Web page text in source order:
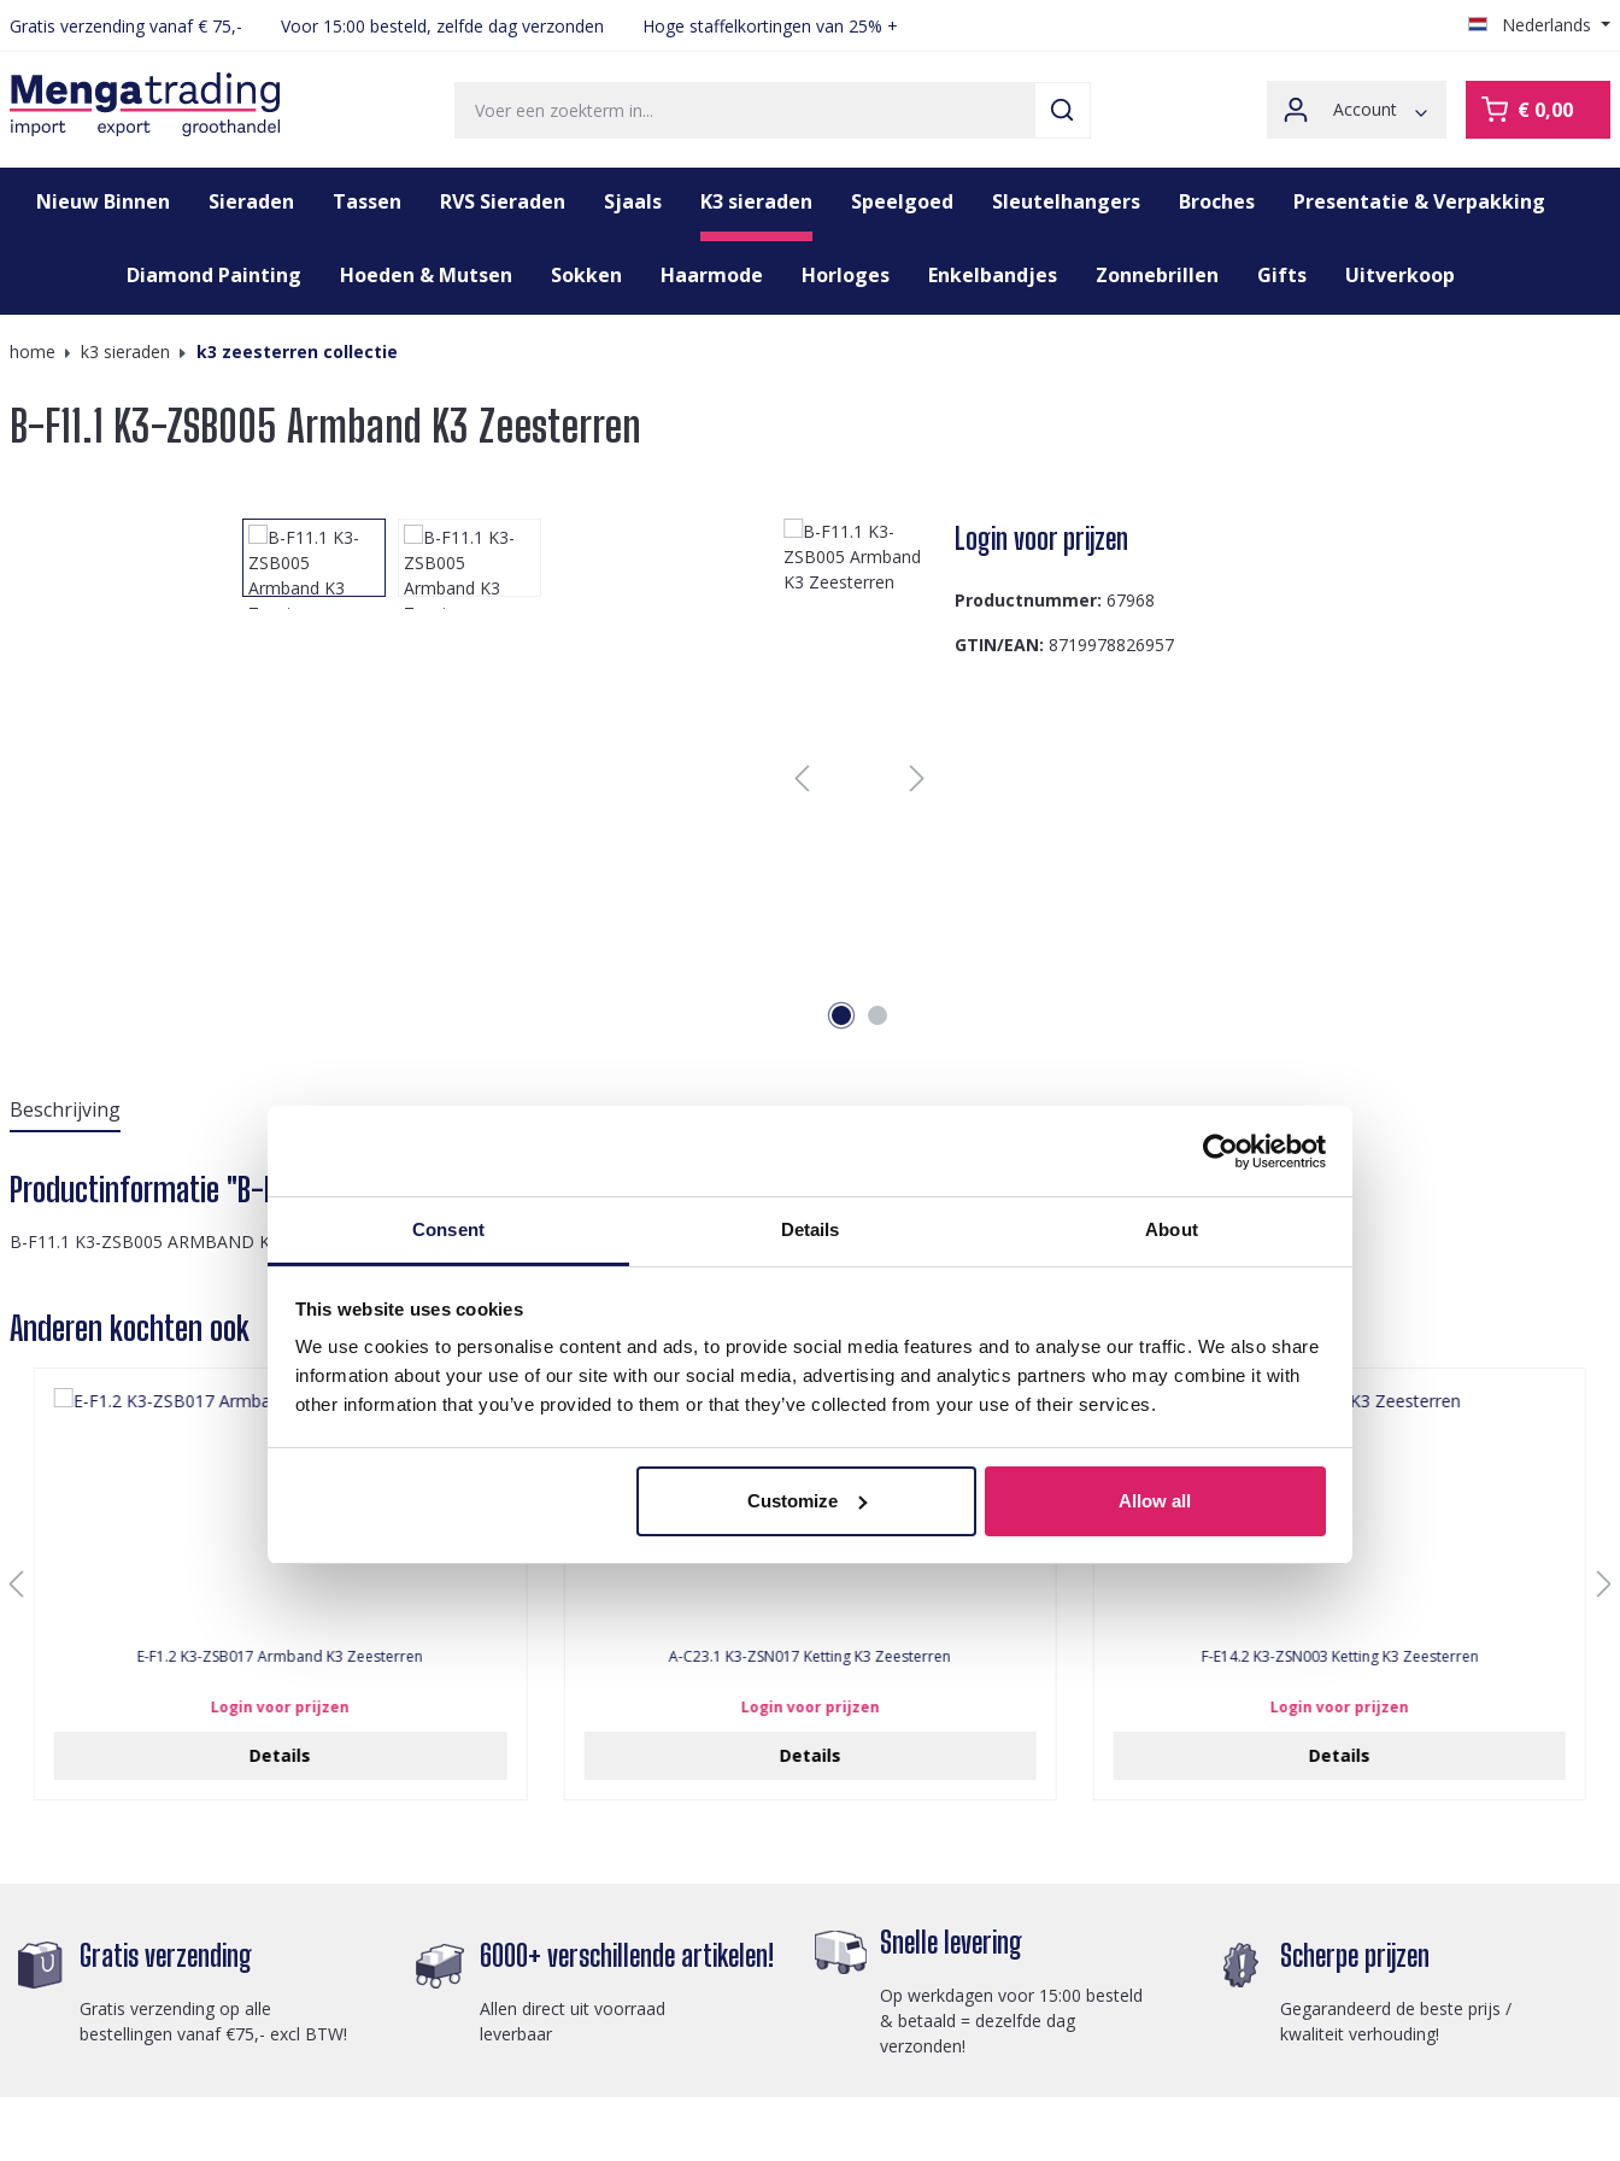
Consent Details About
This website uses cookies
We use cookies to personalise content and ads, to provide social media features and to analyse our traffic. We also share
information about your use of our site with our social media, advertising and analytics partners who may combine it with
other information that you’ve provided to them or that they’ve collected from your use of their services.
Customize Allow all
Ga naar de hoofdnavigatie
Gratis verzending vanaf € 75,- Voor 15:00 besteld, zelfde dag verzonden Hoge staffelkortingen van 25% + Nederlands
Account € 0,00
Nieuw Binnen Sieraden Tassen RVS Sieraden Sjaals K3 sieraden Speelgoed Sleutelhangers Broches Presentatie & Verpakking
Diamond Painting Hoeden & Mutsen Sokken Haarmode Horloges Enkelbandjes Zonnebrillen Gifts Uitverkoop
home k3 sieraden k3 zeesterren collectie
B-F11.1 K3-ZSB005 Armband K3 Zeesterren
Login voor prijzen
Productnummer: 67968
GTIN/EAN: 8719978826957
Beschrijving
Productinformatie "B-F11.1 K3-ZSB005 Armband K3 Zeesterren"
B-F11.1 K3-ZSB005 ARMBAND K3 ZEESTERREN
Anderen kochten ook
E-F1.2 K3-ZSB017 Armband K3 Zeesterren
Login voor prijzen
Details
A-C23.1 K3-ZSN017 Ketting K3 Zeesterren
Login voor prijzen
Details
F-E14.2 K3-ZSN003 Ketting K3 Zeesterren
Login voor prijzen
Details
Gratis verzending
Gratis verzending op alle
bestellingen vanaf €75,- excl BTW!
6000+ verschillende artikelen!
Allen direct uit voorraad
leverbaar
Snelle levering
Op werkdagen voor 15:00 besteld
& betaald = dezelfde dag
verzonden!
Scherpe prijzen
Gegarandeerd de beste prijs /
kwaliteit verhouding!